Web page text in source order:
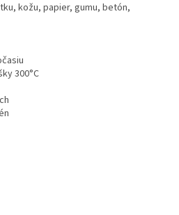
kožu, papier, gumu, betón,
300°C